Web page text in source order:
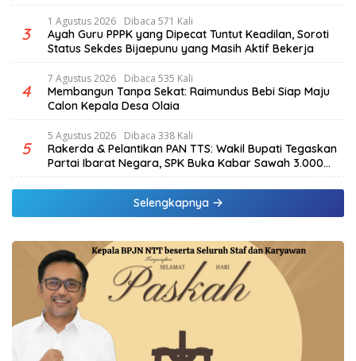
Beredar
3
1 Agustus 2026 Dibaca 571 Kali
Ayah Guru PPPK yang Dipecat Tuntut Keadilan, Soroti
Status Sekdes Bijaepunu yang Masih Aktif Bekerja
4
7 Agustus 2026 Dibaca 535 Kali
Membangun Tanpa Sekat: Raimundus Bebi Siap Maju
Calon Kepala Desa Olaia
5
5 Agustus 2026 Dibaca 338 Kali
Rakerda & Pelantikan PAN TTS: Wakil Bupati Tegaskan
Partai Ibarat Negara, SPK Buka Kabar Sawah 3.000
Hektar & Larangan Politik Uang
Selengkapnya